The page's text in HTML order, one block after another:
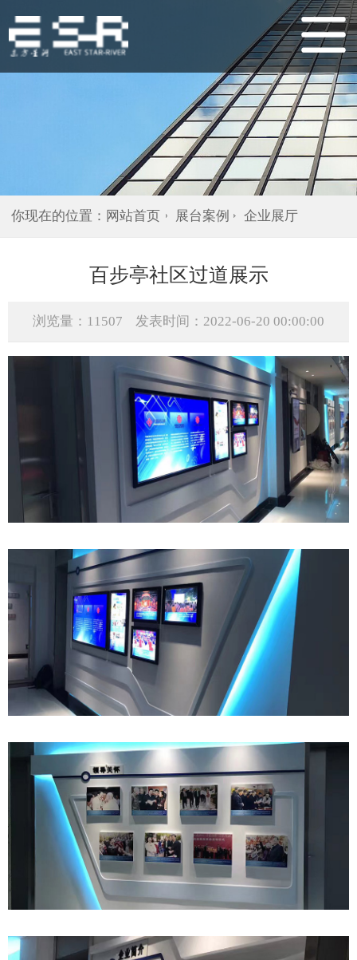
你现在的位置： 网站首页 展台案例 企业展厅
百步亭社区过道展示
浏览量：11507 发表时间：2022-06-20 00:00:00